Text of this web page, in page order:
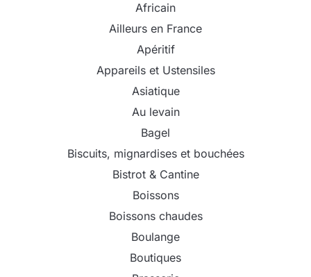
Africain
Ailleurs en France
Apéritif
Appareils et Ustensiles
Asiatique
Au levain
Bagel
Biscuits, mignardises et bouchées
Bistrot & Cantine
Boissons
Boissons chaudes
Boulange
Boutiques